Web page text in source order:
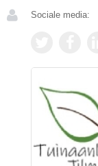
Sociale media: